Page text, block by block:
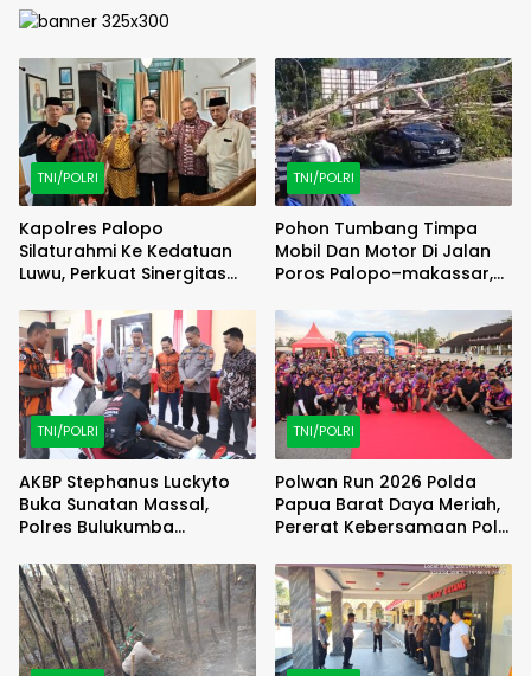
TNI/POLRI
Kapolres Palopo
Silaturahmi Ke Kedatuan
Luwu, Perkuat Sinergitas
TNI/POLRI
Pohon Tumbang Timpa
Mobil Dan Motor Di Jalan
Poros Palopo–makassar,
TNI/POLRI
AKBP Stephanus Luckyto
Buka Sunatan Massal,
Polres Bulukumba
Pemuda Pancasila
TNI/POLRI
Polwan Run 2026 Polda
Papua Barat Daya Meriah,
Pererat Kebersamaan Polri